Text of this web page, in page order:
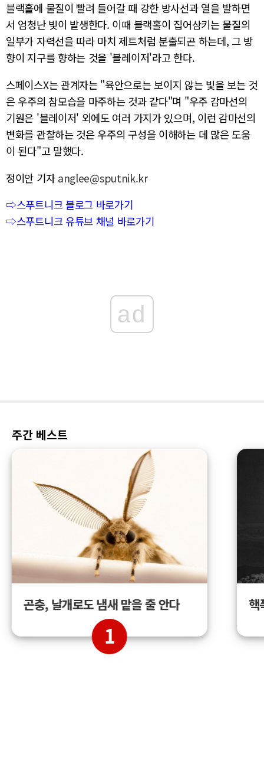
블랙홀에 물질이 빨려 들어갈 때 강한 방사선과 열을 발하면
서 엄청난 빛이 발생한다. 이때 블랙홀이 집어삼키는 물질의
일부가 자력선을 따라 마치 제트처럼 분출되곤 하는데, 그 방
향이 지구를 향하는 것을 '블레이저'라고 한다.
스페이스X는 관계자는 "육안으로는 보이지 않는 빛을 보는 것
은 우주의 참모습을 마주하는 것과 같다"며 "우주 감마선의
기원은 '블레이저' 외에도 여러 가지가 있으며, 이런 감마선의
변화를 관찰하는 것은 우주의 구성을 이해하는 데 많은 도움
이 된다"고 말했다.
정이안 기자 anglee@sputnik.kr
⇨스푸트니크 블로그 바로가기
⇨스푸트니크 유튜브 채널 바로가기
ad
주간 베스트
곤충, 날개로도 냄새 맡을 줄 안다
1
핵